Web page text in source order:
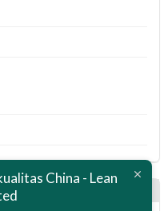
China - Lean